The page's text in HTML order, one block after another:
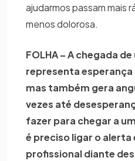
ajudarmos passam mais
menos dolorosa.
FOLHA – A chegada
representa
mas também gera
vezes até
fazer para chegar a
é preciso ligar o alerta
profissional diante